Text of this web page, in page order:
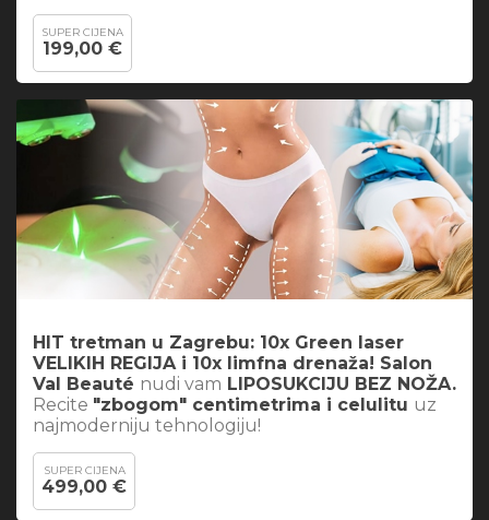
SUPER CIJENA
199,00 €
HIT tretman u Zagrebu: 10x Green laser
VELIKIH REGIJA i 10x limfna drenaža! Salon
Val Beauté nudi vam LIPOSUKCIJU BEZ NOŽA.
Recite "zbogom" centimetrima i celulitu uz
najmoderniju tehnologiju!
SUPER CIJENA
499,00 €